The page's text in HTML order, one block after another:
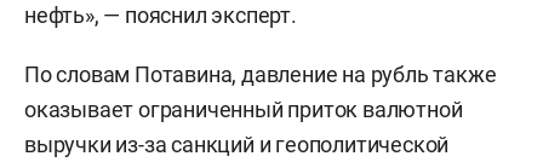
нефть», — пояснил эксперт.
По словам Потавина, давление на рубль также
оказывает ограниченный приток валютной
выручки из-за санкций и геополитической